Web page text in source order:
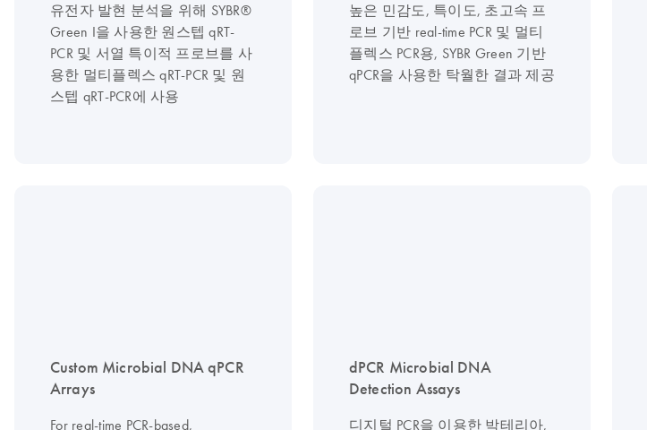
유전자 발현 분석을 위해 SYBR®
Green I을 사용한 원스텝 qRT-
PCR 및 서열 특이적 프로브를 사
용한 멀티플렉스 qRT-PCR 및 원
스텝 qRT-PCR에 사용
높은 민감도, 특이도, 초고속 프
로브 기반 real-time PCR 및 멀티
플렉스 PCR용, SYBR Green 기반
qPCR을 사용한 탁월한 결과 제공
Custom Microbial DNA qPCR
Arrays
For real-time PCR-based,
dPCR Microbial DNA
Detection Assays
디지털 PCR을 이용한 박테리아,